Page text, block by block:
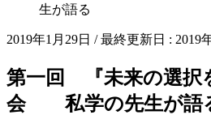
生が語る
2019年1月29日 / 最終更新日 : 2019
第一回 『未来の選択
会 私学の先生が